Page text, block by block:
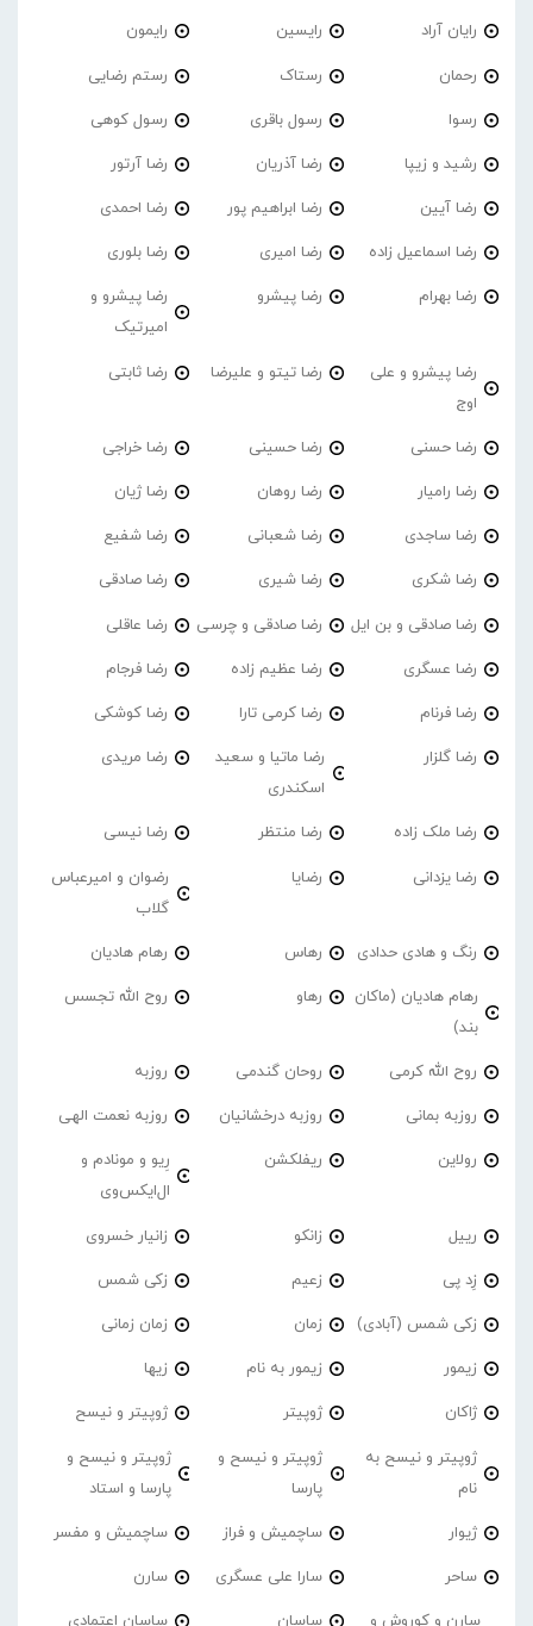
رایان آراد رایسین رایمون
رحمان رستاک رستم رضایی
رسوا رسول باقری رسول کوهی
رشید و زیپا رضا آذریان رضا آرتور
رضا آیین رضا ابراهیم پور رضا احمدی
رضا اسماعیل زاده رضا امیری رضا بلوری
رضا بهرام رضا پیشرو
رضا پیشرو و
امیرتیک
رضا پیشرو و علی
اوج
رضا تیتو و علیرضا رضا ثابتی
رضا حسنی رضا حسینی رضا خراجی
رضا رامیار رضا روهان رضا ژیان
رضا ساجدی رضا شعبانی رضا شفیع
رضا شکری رضا شیری رضا صادقی
رضا صادقی و بن ایل رضا صادقی و چرسی رضا عاقلی
رضا عسگری رضا عظیم زاده رضا فرجام
رضا فرنام رضا کرمی تارا رضا کوشکی
رضا گلزار
رضا ماتیا و سعید
اسکندری
رضا مریدی
رضا ملک زاده رضا منتظر رضا نیسی
رضا یزدانی رضایا
رضوان و امیرعباس
گلاب
رنگ و هادی حدادی رهاس رهام هادیان
رهام هادیان (ماکان
بند)
رهاو روح الله تجسس
روح الله کرمی روحان گندمی روزبه
روزبه بمانی روزبه درخشانیان روزبه نعمت الهی
رولاین ریفلکشن
رِیو و مونادم و
ال‌ایکس‌وی
رییل زانکو زانیار خسروی
زِد پی زعیم زکی شمس
زکی شمس (آبادی) زمان زمان زمانی
زیمور زیمور به نام زیها
ژاکان ژوپیتر ژوپیتر و نیسح
ژوپیتر و نیسح به
نام
ژوپیتر و نیسح و
پارسا
ژوپیتر و نیسح و
پارسا و استاد
ژیوار ساچمیش و فراز ساچمیش و مفسر
ساحر سارا علی عسگری سارن
سارن و کوروش و ساسان ساسان اعتمادی